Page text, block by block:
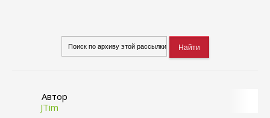
Автор
JTim